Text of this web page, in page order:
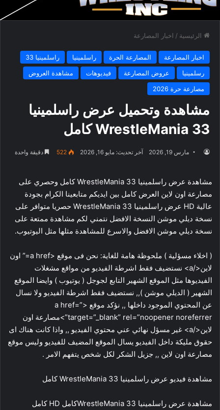
الرئيسية / اخبار المصارعة
اخبار المصارعة المصارعة الحرة راسلمينيا
راسلمينيا 33
رسلمينيا
عروض المصارعة فيديوهات
مشاهدة العروض
مصارعة حرة 2026
مشاهدة وتحميل عرض راسلمينيا
33 WrestleMania كامل
مارس 19, 2026 آخر تحديث: مايو 16, 2026 522 دقيقة واحدة
مشاهدة عرض راسلمينيا 33 WrestleMania كامل وحصري على
مصارعة اون لاين العرض كامل بين ايديكم متابعينا الكرام بجودة
عالية HD عرض راسلمينيا 33 WrestleMania حصريا متوافر على
نسخة ديلي موشن النسخة الافضل نتمني لكم مشاهدة ممتعة على
نسخة ديلي موشن الافضل والاسرع للمشاهدة مثلها مثل اليوتيوب.
( اخلاء مسؤلية ) ملحوظة هامة للغاية: نحن فى موقع <a href=” اون
لاين</a> نستضيف فقط اشرطة الفيديو من مواقع مشغلات
الفيديوها مثل الموقع الشهير التابع لجوجل ( يوتيوب ) وايضا الموقع
الشهير ( الديلي موشن ),, نستضيف فقط اشرطة الفيديو ولا نسال
عن المحتوي الموجود داخلها ,, نؤكد موقع <a href=”
target=”_blank” rel=”noopener noreferrer”>مصارعة اون
لاين</a> غير مسؤل نهائي عني محتوي الفيديو ,, واذا كانت هناك اى
حقوق مليكة داخل الفيديو يسال الموقع المضيف للفيديو وليس موقع
مصارعة اون لاين ,, جزيل الشكر لكل شخص يتفهم الامر .
مشاهدة فيديو عرض راسلمينيا 33 WrestleMania كامل
مشاهدة عرض راسلمينيا 33 WrestleManiaكامل HD كامل